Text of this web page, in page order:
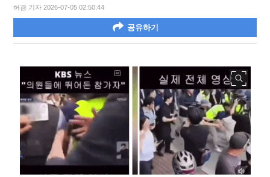
허겸 기자 2026-07-05 02:50:44
공유하기